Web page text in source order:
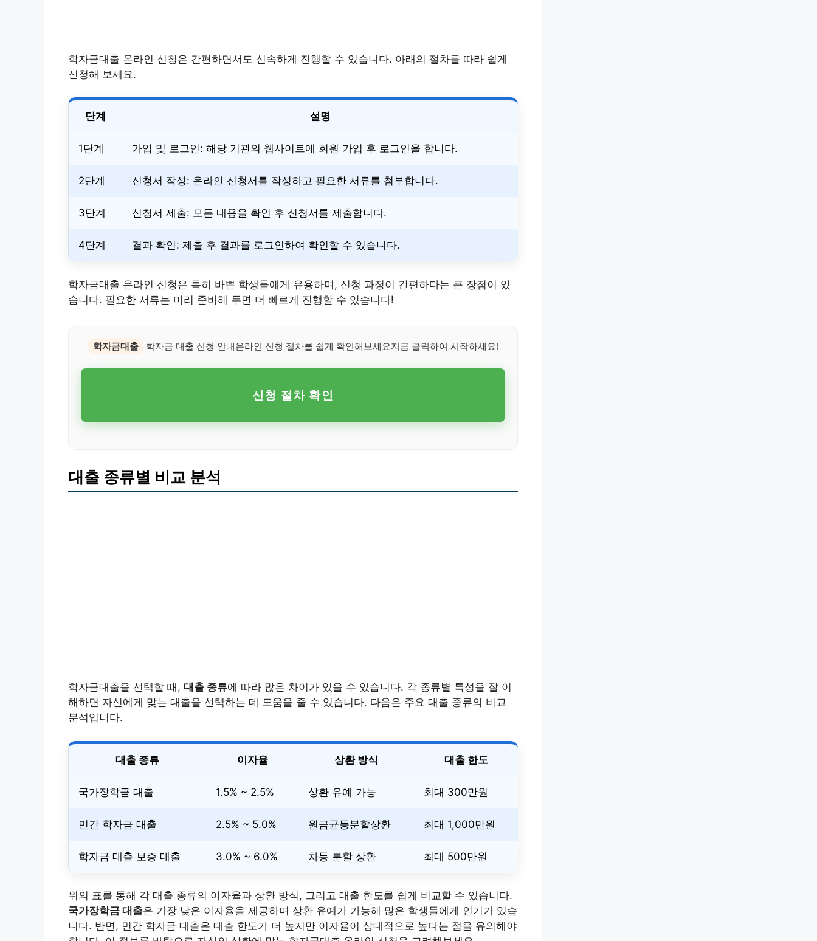
학자금대출 온라인 신청은 간편하면서도 신속하게 진행할 수 있습니다. 아래의 절차를 따라 쉽게
신청해 보세요.
단계 설명
1단계 가입 및 로그인: 해당 기관의 웹사이트에 회원 가입 후 로그인을 합니다.
2단계 신청서 작성: 온라인 신청서를 작성하고 필요한 서류를 첨부합니다.
3단계 신청서 제출: 모든 내용을 확인 후 신청서를 제출합니다.
4단계 결과 확인: 제출 후 결과를 로그인하여 확인할 수 있습니다.
학자금대출 온라인 신청은 특히 바쁜 학생들에게 유용하며, 신청 과정이 간편하다는 큰 장점이 있
습니다. 필요한 서류는 미리 준비해 두면 더 빠르게 진행할 수 있습니다!
학자금대출 학자금 대출 신청 안내온라인 신청 절차를 쉽게 확인해보세요지금 클릭하여 시작하세요!
신청 절차 확인
대출 종류별 비교 분석
학자금대출을 선택할 때, 대출 종류에 따라 많은 차이가 있을 수 있습니다. 각 종류별 특성을 잘 이
해하면 자신에게 맞는 대출을 선택하는 데 도움을 줄 수 있습니다. 다음은 주요 대출 종류의 비교
분석입니다.
대출 종류 이자율 상환 방식 대출 한도
국가장학금 대출 1.5% ~ 2.5% 상환 유예 가능 최대 300만원
민간 학자금 대출 2.5% ~ 5.0% 원금균등분할상환 최대 1,000만원
학자금 대출 보증 대출 3.0% ~ 6.0% 차등 분할 상환 최대 500만원
위의 표를 통해 각 대출 종류의 이자율과 상환 방식, 그리고 대출 한도를 쉽게 비교할 수 있습니다.
국가장학금 대출은 가장 낮은 이자율을 제공하며 상환 유예가 가능해 많은 학생들에게 인기가 있습
니다. 반면, 민간 학자금 대출은 대출 한도가 더 높지만 이자율이 상대적으로 높다는 점을 유의해야